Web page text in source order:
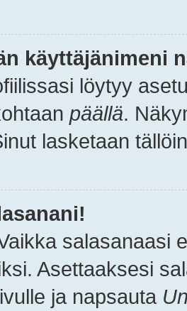
käyttäjänimeni
löytyy
päällä.
lasketaan
salasanaasi
Asettaaksesi
ja napsauta